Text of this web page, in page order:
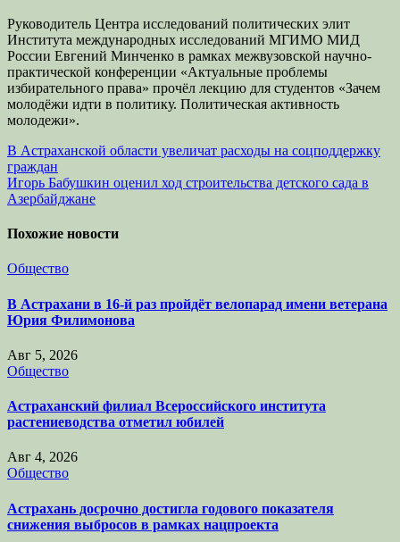
Руководитель Центра исследований политических элит
Института международных исследований МГИМО МИД
России Евгений Минченко в рамках межвузовской научно-
практической конференции «Актуальные проблемы
избирательного права» прочёл лекцию для студентов «Зачем
молодёжи идти в политику. Политическая активность
молодежи».
Навигация
по
записям
В Астраханской области увеличат расходы на соцподдержку
граждан
Игорь Бабушкин оценил ход строительства детского сада в
Азербайджане
Похожие новости
Общество
В Астрахани в 16-й раз пройдёт велопарад имени ветерана
Юрия Филимонова
Авг 5, 2026
Общество
Астраханский филиал Всероссийского института
растениеводства отметил юбилей
Авг 4, 2026
Общество
Астрахань досрочно достигла годового показателя
снижения выбросов в рамках нацпроекта